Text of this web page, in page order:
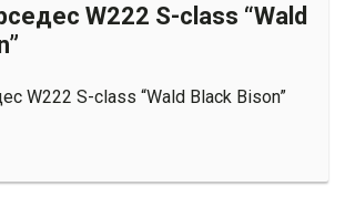
W222 S-сlass “Wald
W222 S-сlass “Wald Black Bison”